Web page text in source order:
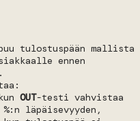
tulostuspään mallista
ennen
OUT-testi vahvistaa
läpäisevyyden,